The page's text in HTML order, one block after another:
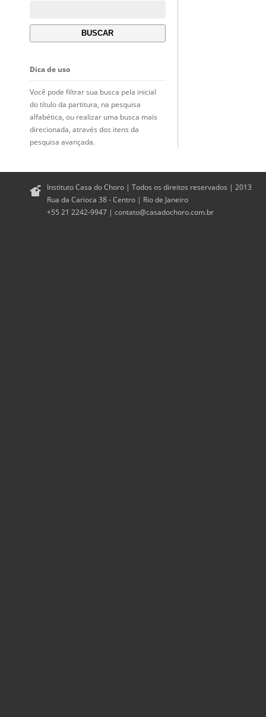
Dica de uso
Você pode filtrar sua busca pela inicial
do título da partitura, na pesquisa
alfabética, ou realizar uma busca mais
direcionada, através dos itens da
pesquisa avançada.
Instituto Casa do Choro | Todos os direitos reservados | 2013
Rua da Carioca 38 - Centro | Rio de Janeiro
+55 21 2242-9947 | contato@casadochoro.com.br